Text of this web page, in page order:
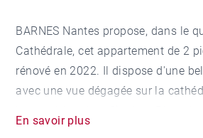
BARNES Nantes propose, dans le
Cathédrale, cet appartement de 2
rénové en 2022. Il dispose d'une
avec une vue dégagée sur la
ascenseur jusqu'au 4ème, ce bien,
En savoir plus